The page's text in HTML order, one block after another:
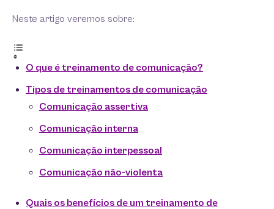
Neste artigo veremos sobre:
O que é treinamento de comunicação?
Tipos de treinamentos de comunicação
Comunicação assertiva
Comunicação interna
Comunicação interpessoal
Comunicação não-violenta
Quais os benefícios de um treinamento de